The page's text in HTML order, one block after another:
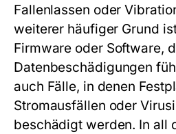
Fallenlassen oder
weiterer häufiger Grund
Firmware oder Software,
Datenbeschädigungen
auch Fälle, in denen
Stromausfällen oder
beschädigt werden. In all